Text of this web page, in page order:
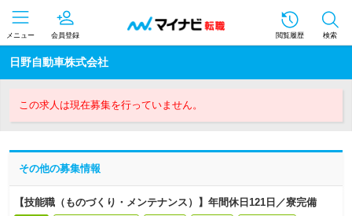
メニュー 会員登録 閲覧履歴 検索
日野自動車株式会社
この求人は現在募集を行っていません。
その他の募集情報
【技能職（ものづくり・メンテナンス）】年間休日121日／寮完備